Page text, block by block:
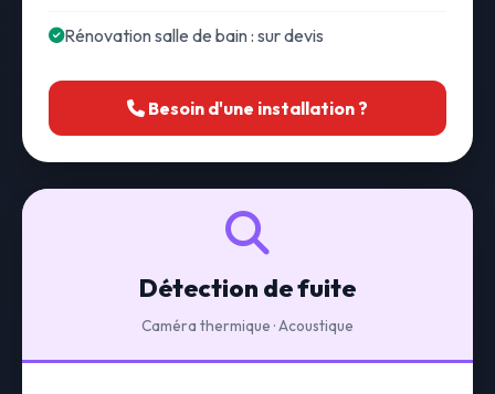
Rénovation salle de bain : sur devis
Besoin d'une installation ?
Détection de fuite
Caméra thermique · Acoustique